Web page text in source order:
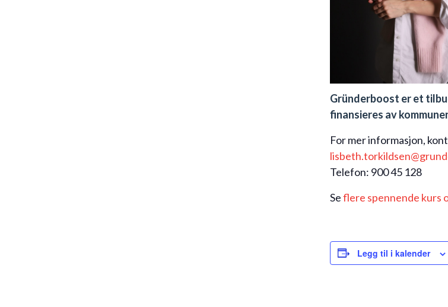
Gründerboost er et
finansieres av
For mer informasjon,
Telefon: 900 45 128
Seflere spennende kurs
Legg til i kalender